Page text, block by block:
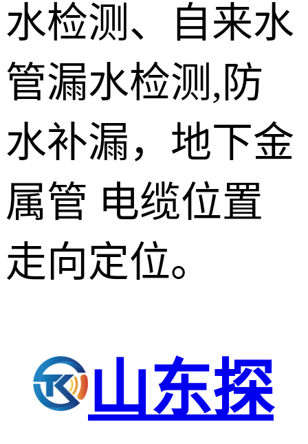
水检测、自来水
管漏水检测,防
水补漏，地下金
属管 电缆位置
走向定位。
山东探